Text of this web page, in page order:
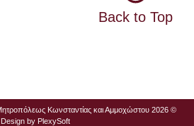
Back to Top
Κωνσταντίας και Αμμοχώστου 2026 ©
Design by PlexySoft